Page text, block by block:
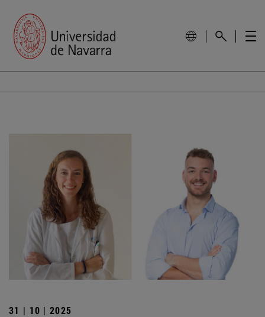
31 | 10 | 2025